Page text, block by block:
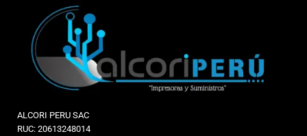
ALCORI PERU SAC
RUC: 20613248014